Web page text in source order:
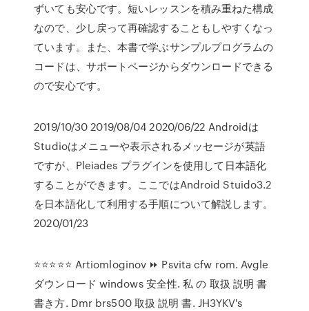
ずいても安心です。短いレッスンを積み重ねた構成
なので、少し戻って再確認することもしやすくなっ
ています。また、本書で学ぶサンプルプログラムの
コードは、サポートページからダウンロードできる
ので安心です。
2019/10/30 2019/08/04 2020/06/22 Androidは
Studioはメニューや表示されるメッセージが英語
ですが、Pleiades プラグインを使用して日本語化
することができます。ここではAndroid Stuido3.2
を日本語化して利用する手順について解説します。
2020/01/23
⭐⭐⭐⭐⭐ Artiomloginov ⏩ Psvita cfw rom. Avgle
ダウンロード windows 安全性. 私 の 取扱 説明 書
書き方. Dmr brs500 取扱 説明 書. JH3YKV's